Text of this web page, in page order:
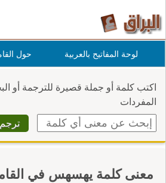
لوحة المفاتيح بالعربية حول
اكتب كلمة أو جملة قصيرة للترجمة أو
المفردات
معنى كلمة يهسهس في